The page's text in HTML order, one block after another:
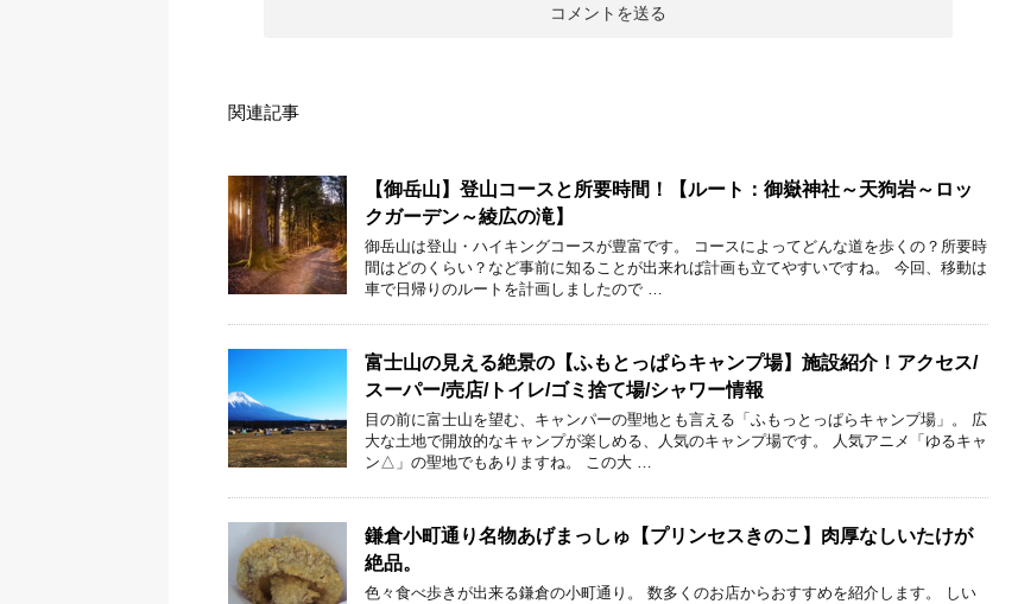
関連記事
【御岳山】登山コースと所要時間！【ルート：御嶽神社～天狗岩～ロッ
クガーデン～綾広の滝】
御岳山は登山・ハイキングコースが豊富です。 コースによってどんな道を歩くの？所要時
間はどのくらい？など事前に知ることが出来れば計画も立てやすいですね。 今回、移動は
車で日帰りのルートを計画しましたので …
富士山の見える絶景の【ふもとっぱらキャンプ場】施設紹介！アクセス/
スーパー/売店/トイレ/ゴミ捨て場/シャワー情報
目の前に富士山を望む、キャンパーの聖地とも言える「ふもっとっぱらキャンプ場」。 広
大な土地で開放的なキャンプが楽しめる、人気のキャンプ場です。 人気アニメ「ゆるキャ
ン△」の聖地でもありますね。 この大 …
鎌倉小町通り名物あげまっしゅ【プリンセスきのこ】肉厚なしいたけが
絶品。
色々食べ歩きが出来る鎌倉の小町通り。 数多くのお店からおすすめを紹介します。 しい